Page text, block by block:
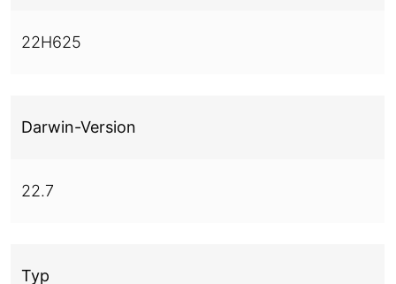
22H625
Darwin-Version
22.7
Typ